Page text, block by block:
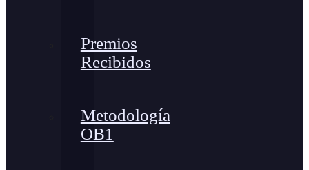
Premios
Recibidos
Metodología
OB1